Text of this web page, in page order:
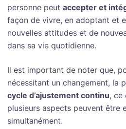
personne peut accepter et
façon de vivre, en adoptant et
nouvelles attitudes et de
dans sa vie quotidienne.
Il est important de noter que,
nécessitant un changement, la
cycle d’ajustement continu, ce
plusieurs aspects peuvent être
simultanément.